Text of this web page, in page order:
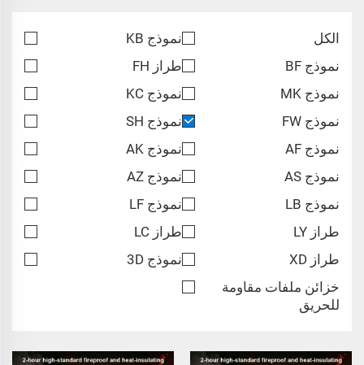
الكل
نموذج KB
نموذج BF
طراز FH
نموذج MK
نموذج KC
نموذج FW
نموذج SH
نموذج AF
نموذج AK
نموذج AS
نموذج AZ
نموذج LB
نموذج LF
طراز LY
طراز LC
طراز XD
نموذج 3D
خزائن ملفات مقاومة
للحريق